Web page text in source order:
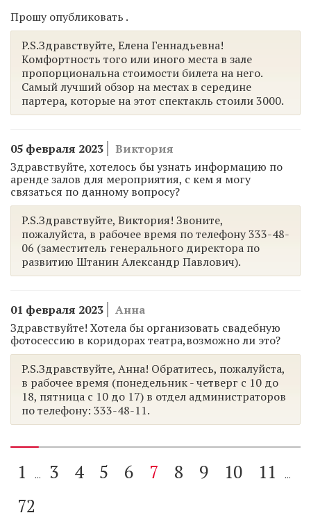
Прошу опубликовать .
P.S.Здравствуйте, Елена Геннадьевна!
Комфортность того или иного места в зале
пропорциональна стоимости билета на него.
Самый лучший обзор на местах в середине
партера, которые на этот спектакль стоили 3000.
05 февраля 2023
Виктория
Здравствуйте, хотелось бы узнать информацию по
аренде залов для мероприятия, с кем я могу
связаться по данному вопросу?
P.S.Здравствуйте, Виктория! Звоните,
пожалуйста, в рабочее время по телефону 333-48-
06 (заместитель генерального директора по
развитию Штанин Александр Павлович).
01 февраля 2023
Анна
Здравствуйте! Хотела бы организовать свадебную
фотосессию в коридорах театра,возможно ли это?
P.S.Здравствуйте, Анна! Обратитесь, пожалуйста,
в рабочее время (понедельник - четверг с 10 до
18, пятница с 10 до 17) в отдел администраторов
по телефону: 333-48-11.
1 ... 3 4 5 6 7 8 9 10 11 ...
72